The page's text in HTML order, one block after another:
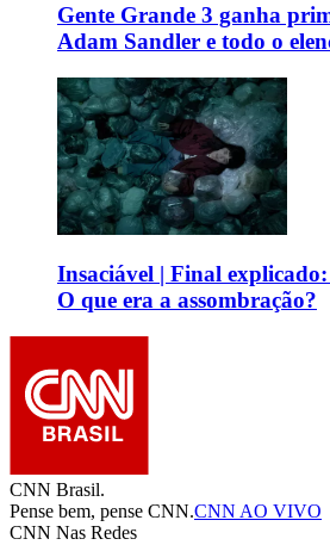
Gente Grande 3 ganha
Adam Sandler e todo o
Insaciável | Final
O que era a assombração?
CNN Brasil.
Pense bem, pense CNN.CNN AO VIVO
CNN Nas Redes